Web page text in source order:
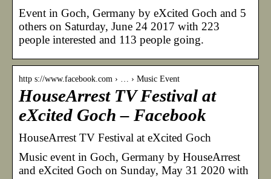
Event in Goch, Germany by eXcited Goch and 5
others on Saturday, June 24 2017 with 223
people interested and 113 people going.
http s://www.facebook.com › … › Music Event
HouseArrest TV Festival at
eXcited Goch – Facebook
HouseArrest TV Festival at eXcited Goch
Music event in Goch, Germany by HouseArrest
and eXcited Goch on Sunday, May 31 2020 with